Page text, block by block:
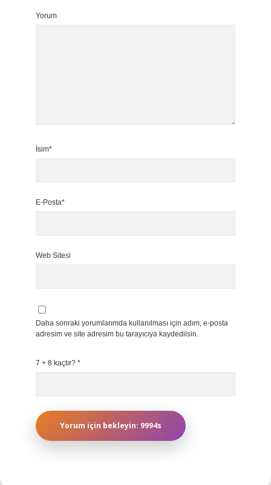
Yorum
İsim*
E-Posta*
Web Sitesi
Daha sonraki yorumlarımda kullanılması için adım, e-posta
adresim ve site adresim bu tarayıcıya kaydedilsin.
7 + 8 kaçtır? *